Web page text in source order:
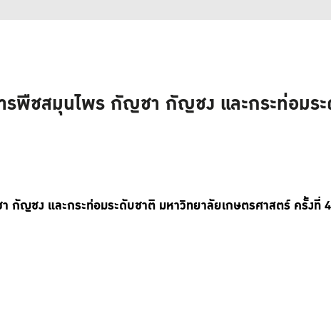
รพืชสมุนไพร กัญชา กัญชง และกระท่อมร
กัญชง และกระท่อมระดับชาติ มหาวิทยาลัยเกษตรศาสตร์ ครั้งที่ 4